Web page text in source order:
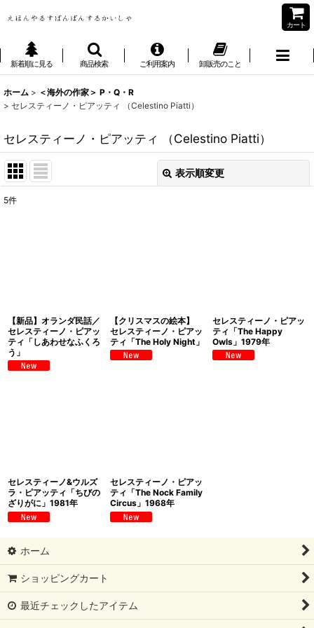
カート
新着順に見る 商品検索 ご利用案内 卸販売のこと
ホーム > ＜海外の作家＞ P・Q・R
> セレスティーノ・ピアッティ （Celestino Piatti）
セレスティーノ・ピアッティ （Celestino Piatti）
表示順変更
5件
【新品】オランダ民話／
セレスティーノ・ピアッ
ティ「しあわせなふくろ
う」
【クリスマスの絵本】
セレスティーノ・ピアッ
ティ「The Holy Night」
セレスティーノ・ピアッ
ティ「The Happy
Owls」1979年
セレスティーノ&ウルズ
ラ・ピアッティ「ちびの
ざりがに」1981年
セレスティーノ・ピアッ
ティ「The Nock Family
Circus」1968年
ホーム
ショッピングカート
最近チェックしたアイテム